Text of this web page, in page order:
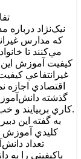
نيک‌نژاد
که مدارس
مي‌کنند تا
کيفيت آموزش اين
غيرانتفاعي
اقتصادي اجازه
گذشته دانش‌آموز
کاري بربيايند و خب فرزندشان را در مدارس دولتي ثبت‌نام مي‌کنند.
به گفته اين
کليدي
تعداد
باکيفيتي را به